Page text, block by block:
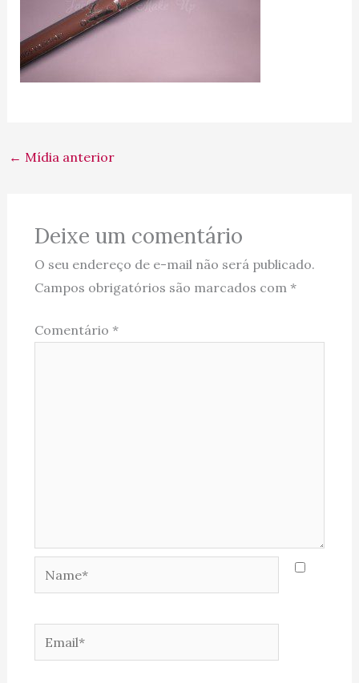
← Mídia anterior
Deixe um comentário
O seu endereço de e-mail não será publicado.
Campos obrigatórios são marcados com *
Comentário *
Name*
Email*